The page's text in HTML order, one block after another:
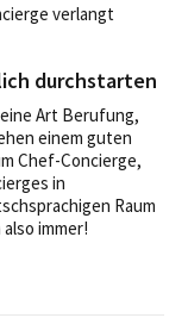
verlangt
durchstarten
Art Berufung,
einem guten
Chef-Concierge,
in
Raum
immer!